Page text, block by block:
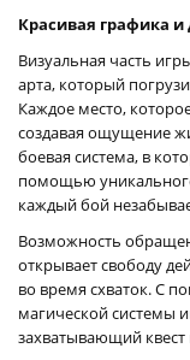
Красивая графика
Визуальная часть
арта, который
Каждое место,
создавая ощущение
боевая система, в
помощью
каждый бой
Возможность
открывает свободу
во время схваток. С
магической системы
захватывающий